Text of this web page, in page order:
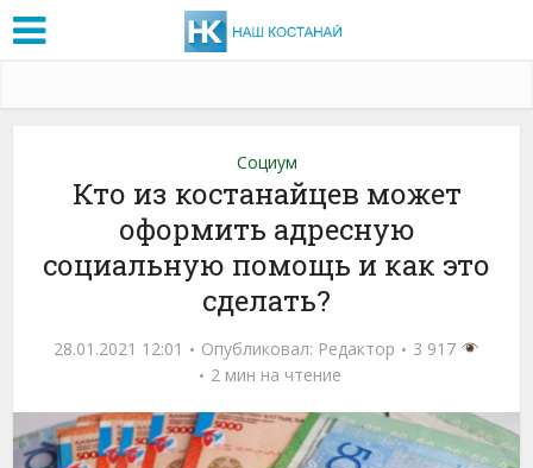
Социум
Кто из костанайцев может
оформить адресную
социальную помощь и как это
сделать?
28.01.2021 12:01 Опубликовал: Редактор
3 917
2 мин на чтение